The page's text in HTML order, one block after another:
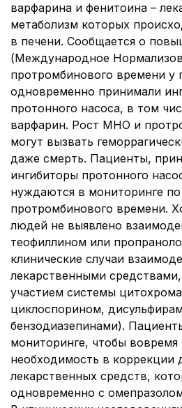
варфарина и фенитоина –
метаболизм которых
в печени. Сообщается о
(Международное
протромбинового времени у
одновременно принимали
протонного насоса, в том
варфарин. Рост МНО и
могут вызвать
даже смерть. Пациенты,
ингибиторы протонного
нуждаются в мониторинге
протромбинового времени.
людей не выявлено
теофиллином или
клинические случаи
лекарственными
участием системы
циклоспорином,
бензодиазепинами).
мониторинге, чтобы вовремя
необходимость в коррекции
лекарственных средств,
одновременно с